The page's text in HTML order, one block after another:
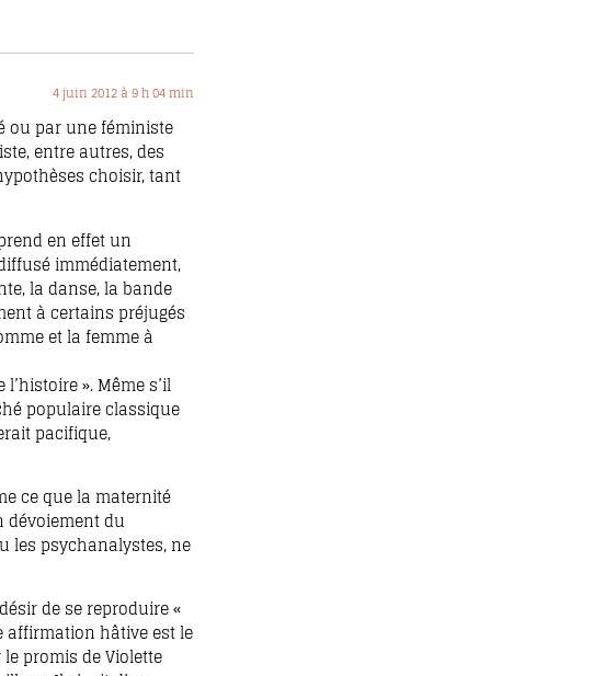
4 juin 2012 à 9 h 04 min
ou par une féministe
entre autres, des
choisir, tant
en effet un
immédiatement,
la danse, la bande
à certains préjugés
et la femme à
». Même s’il
populaire classique
pacifique,
ce que la maternité
dévoiement du
les psychanalystes, ne
de se reproduire «
affirmation hâtive est le
promis de Violette